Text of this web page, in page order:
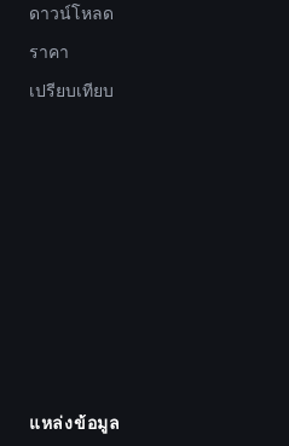
ดาวน์โหลด
ราคา
เปรียบเทียบ
แหล่งข้อมูล